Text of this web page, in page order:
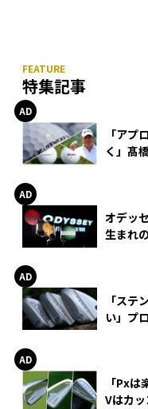
特集記事
「アプ
く」髙
オデッ
生まれ
「ステ
い」プ
「Px
Vはカ